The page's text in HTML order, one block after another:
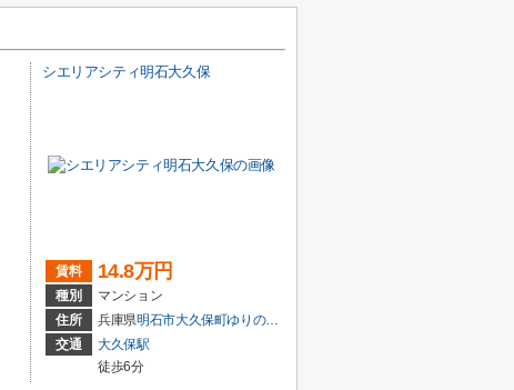
シエリアシティ明石大久保
賃料 14.8万円
種別
マンション
住所
兵庫県明石市大久保町ゆりのき通
交通
大久保駅
徒歩6分